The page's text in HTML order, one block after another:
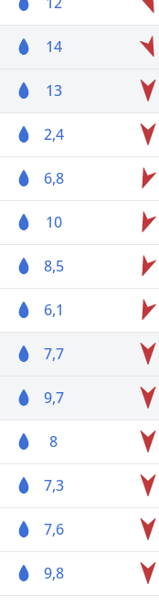
14
13
2,4
6,8
10
8,5
6,1
7,7
9,7
8
7,3
7,6
9,8